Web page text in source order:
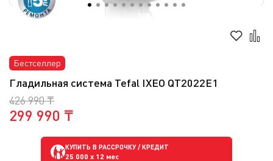
Бестселлер
Гладильная система Tefal IXEO QT2022E1
426 990 ₸
299 990 ₸
КУПИТЬ В РАССРОЧКУ / КРЕДИТ
25 000 x 12 мес